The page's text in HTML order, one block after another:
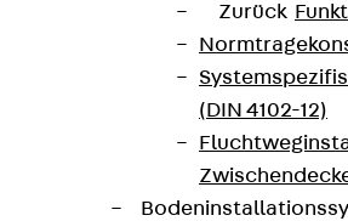
Zurück
(DIN 4102-12)